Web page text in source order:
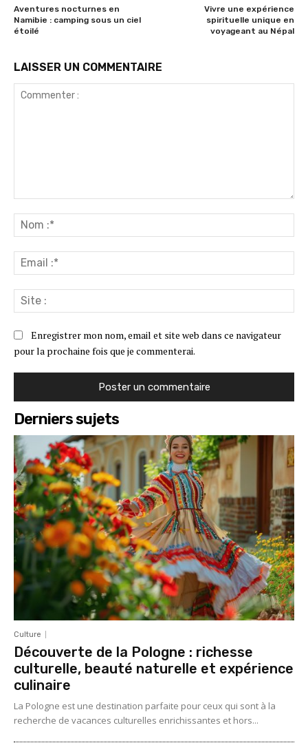
Aventures nocturnes en
Namibie : camping sous un ciel
étoilé
Vivre une expérience
spirituelle unique en
voyageant au Népal
LAISSER UN COMMENTAIRE
:*
:*
:
Enregistrer mon nom, email et site web dans ce navigateur
pour la prochaine fois que je commenterai.
Derniers sujets
Culture
Découverte de la Pologne : richesse
culturelle, beauté naturelle et expérience
culinaire
La Pologne est une destination parfaite pour ceux qui sont à la
recherche de vacances culturelles enrichissantes et hors...